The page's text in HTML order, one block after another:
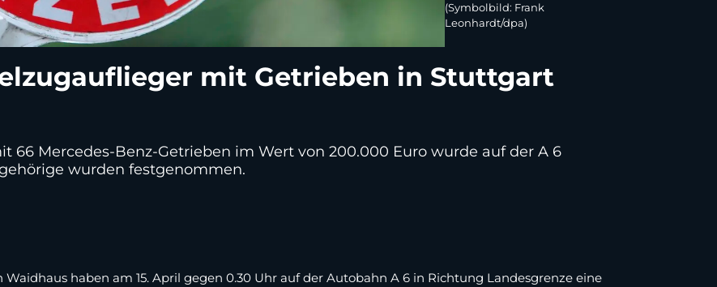
(Symbolbild: Frank
Leonhardt/dpa)
mit Getrieben in Stuttgart
66 Mercedes-Benz-Getrieben im Wert von 200.000 Euro wurde auf der A 6
wurden festgenommen.
haben am 15. April gegen 0.30 Uhr auf der Autobahn A 6 in Richtung Landesgrenze eine